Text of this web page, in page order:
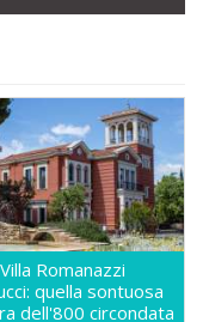
Romanazzi
quella sontuosa
dell'800 circondata